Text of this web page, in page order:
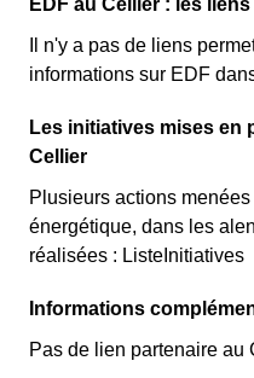
EDF au Cellier : les
Il n'y a pas de liens
informations sur EDF
Les initiatives mises en
Cellier
Plusieurs actions
énergétique, dans les
réalisées : ListeInitiatives
Informations
Pas de lien partenaire au